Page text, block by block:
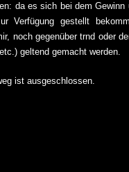
da es sich bei dem
Verfügung gestellt
noch gegenüber trnd oder
geltend gemacht werden.
ist ausgeschlossen.